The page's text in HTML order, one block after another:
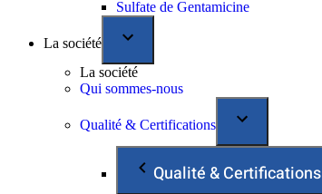
Sulfate de Gentamicine
La société
La société
Qui sommes-nous
Qualité & Certifications
Qualité & Certifications